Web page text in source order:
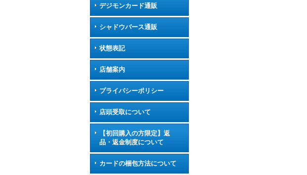
デジモンカード通販
シャドウバース通販
状態表記
店舗案内
プライバシーポリシー
店頭受取について
【初回購入の方限定】返
品・返金制度について
カードの梱包方法について